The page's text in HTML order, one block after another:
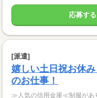
応募す
[派遣]
嬉しい土日祝お休
のお仕事！
≫人気の信用金庫≪制服があ